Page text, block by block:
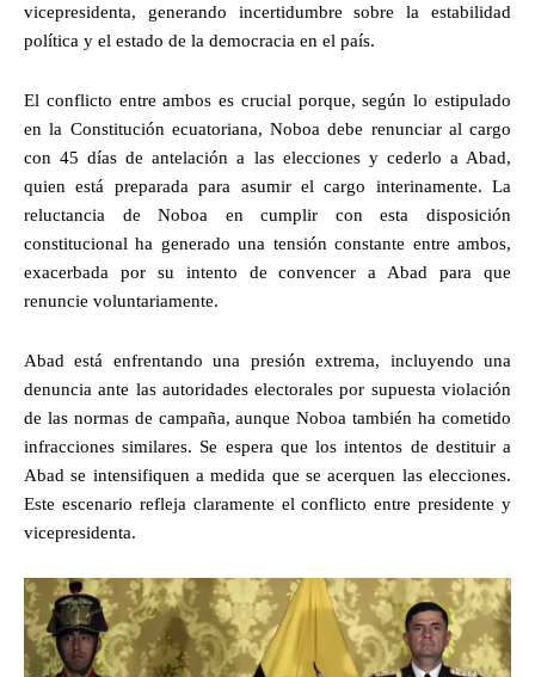
vicepresidenta, generando incertidumbre sobre la estabilidad
política y el estado de la democracia en el país.
El conflicto entre ambos es crucial porque, según lo estipulado
en la Constitución ecuatoriana, Noboa debe renunciar al cargo
con 45 días de antelación a las elecciones y cederlo a Abad,
quien está preparada para asumir el cargo interinamente. La
reluctancia de Noboa en cumplir con esta disposición
constitucional ha generado una tensión constante entre ambos,
exacerbada por su intento de convencer a Abad para que
renuncie voluntariamente.
Abad está enfrentando una presión extrema, incluyendo una
denuncia ante las autoridades electorales por supuesta violación
de las normas de campaña, aunque Noboa también ha cometido
infracciones similares. Se espera que los intentos de destituir a
Abad se intensifiquen a medida que se acerquen las elecciones.
Este escenario refleja claramente el conflicto entre presidente y
vicepresidenta.